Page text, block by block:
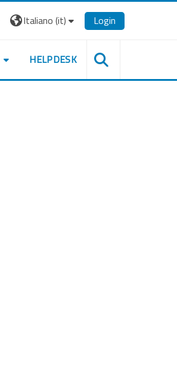
Italiano ‎(it)‎ Login
HELPDESK